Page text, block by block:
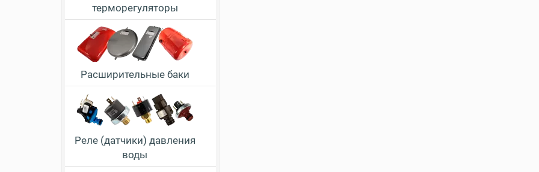
терморегуляторы
Расширительные баки
Реле (датчики) давления
воды